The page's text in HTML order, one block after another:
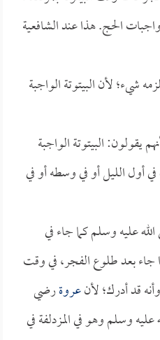
الحج. هذا عند الشافعية
شيء؛ لأن البيتوتة الواجبة
يقولون: البيتوتة الواجبة
الليل أو في وسطه أو في
عليه وسلم كما جاء في
جاء بعد طلوع الفجر، في وقت
قد أدرك؛ لأنعروةرضي
عليه وسلم وهو في المزدلفة في